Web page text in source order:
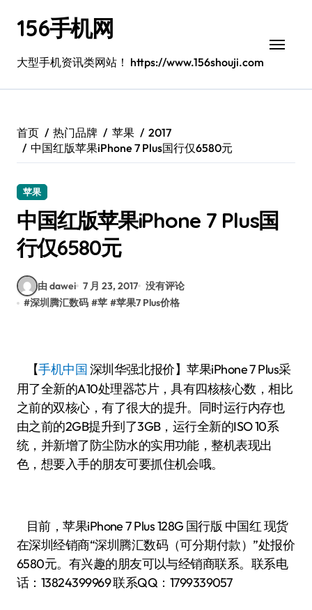
156手机网
大型手机资讯类网站！ https://www.156shouji.com
首页 热门品牌 苹果
2017
中国红版苹果iPhone 7 Plus国行仅6580元
苹果
中国红版苹果iPhone 7 Plus国
行仅6580元
由 dawei 7 月 23, 2017 没有评论
#深圳腾汇数码 #苹 #苹果7 Plus价格
【手机中国 深圳华强北报价】苹果iPhone 7 Plus采
用了全新的A10处理器芯片，具有四核核心数，相比
之前的双核心，有了很大的提升。同时运行内存也
由之前的2GB提升到了3GB，运行全新的ISO 10系
统，并新增了防尘防水的实用功能，整机表现出
色，想要入手的朋友可要抓住机会哦。
目前，苹果iPhone 7 Plus 128G 国行版 中国红 现货
在深圳经销商“深圳腾汇数码（可分期付款）”处报价
6580元。有兴趣的朋友可以与经销商联系。联系电
话：13824399969 联系QQ：1799339057